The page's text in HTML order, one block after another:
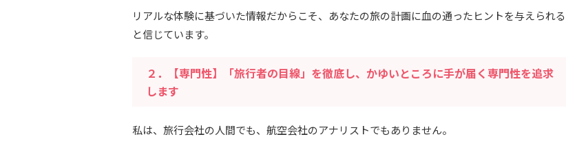
リアルな体験に基づいた情報だからこそ、あなたの旅の計画に血の通ったヒントを与えられる
と信じています。
２．【専門性】「旅行者の目線」を徹底し、かゆいところに手が届く専門性を追求
します
私は、旅行会社の人間でも、航空会社のアナリストでもありません。